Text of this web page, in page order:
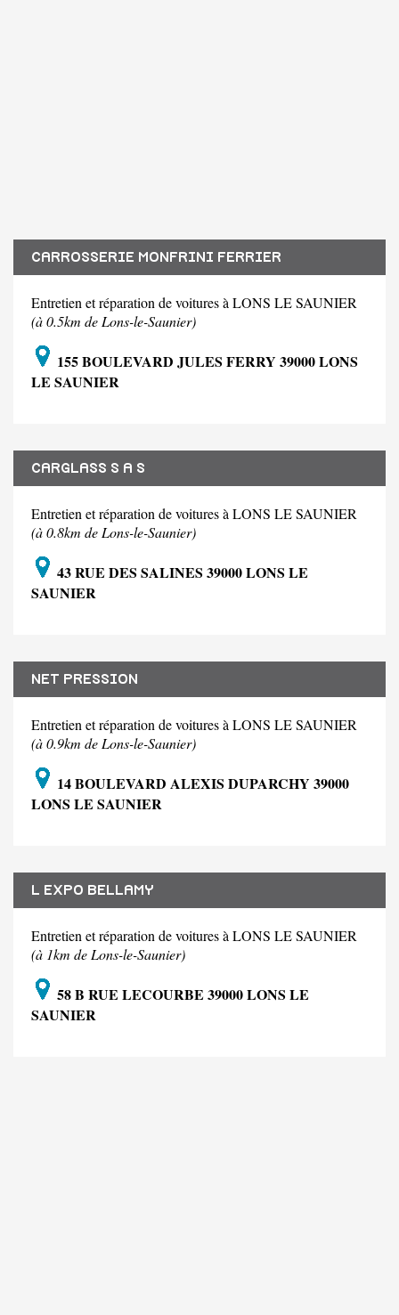
CARROSSERIE MONFRINI FERRIER
Entretien et réparation de voitures à LONS LE SAUNIER
(à 0.5km de Lons-le-Saunier)
155 BOULEVARD JULES FERRY 39000 LONS
LE SAUNIER
CARGLASS S A S
Entretien et réparation de voitures à LONS LE SAUNIER
(à 0.8km de Lons-le-Saunier)
43 RUE DES SALINES 39000 LONS LE
SAUNIER
NET PRESSION
Entretien et réparation de voitures à LONS LE SAUNIER
(à 0.9km de Lons-le-Saunier)
14 BOULEVARD ALEXIS DUPARCHY 39000
LONS LE SAUNIER
L EXPO BELLAMY
Entretien et réparation de voitures à LONS LE SAUNIER
(à 1km de Lons-le-Saunier)
58 B RUE LECOURBE 39000 LONS LE
SAUNIER